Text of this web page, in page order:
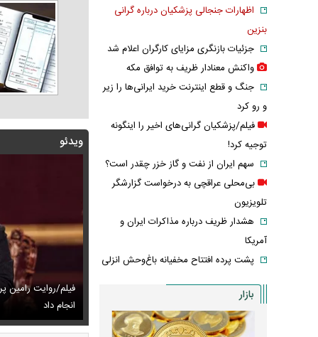
ویدئو
جدید بابک زنجانی به این استان ارسال شد
فیلم/روایت رامین
انجام داد
و دلتنگی نعیمه نظام‌دوست در سالگرد ماه‌چهره خلیلی عکس/ بهنوش
اظهارات جنجالی پزشکیان درباره گرانی
بنزین
جزئیات بازنگری مزایای کارگران اعلام شد
واکنش معنادار ظریف به توافق مکه
جنگ و قطع اینترنت خرید ایرانی‌ها را زیر
و رو کرد
فیلم/پزشکیان گرانی‌های اخیر را اینگونه
توجیه کرد!
سهم ایران از نفت و گاز خزر چقدر است؟
بی‌محلی عراقچی به درخواست گزارشگر
تلویزیون
هشدار ظریف درباره مذاکرات ایران و
آمریکا
پشت پرده افتتاح مخفیانه باغ‌وحش انزلی
بازار